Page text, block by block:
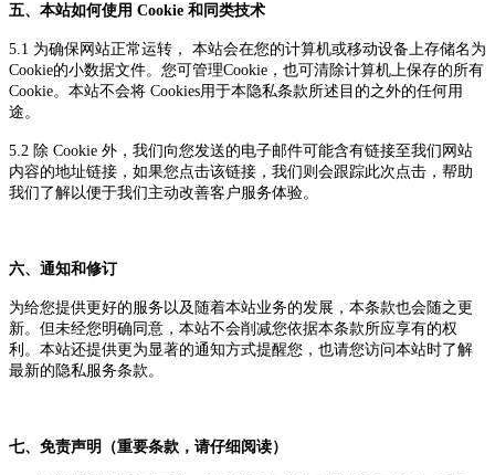
五、 本站如何使用 Cookie 和同类技术
5.1 为确保网站正常运转， 本站会在您的计算机或移动设备上存储名为
Cookie的小数据文件。您可管理Cookie，也可清除计算机上保存的所有
Cookie。 本站不会将 Cookies用于本隐私条款所述目的之外的任何用
途。
5.2 除 Cookie 外，我们向您发送的电子邮件可能含有链接至我们网站
内容的地址链接，如果您点击该链接，我们则会跟踪此次点击，帮助
我们了解以便于我们主动改善客户服务体验。
六、通知和修订
为给您提供更好的服务以及随着本站业务的发展， 本条款也会随之更
新。但未经您明确同意， 本站不会削减您依据本条款所应享有的权
利。 本站还提供更为显著的通知方式提醒您，也请您访问本站时了解
最新的隐私 服务条款 。
七、免责声明（重要条款，请仔细阅读）